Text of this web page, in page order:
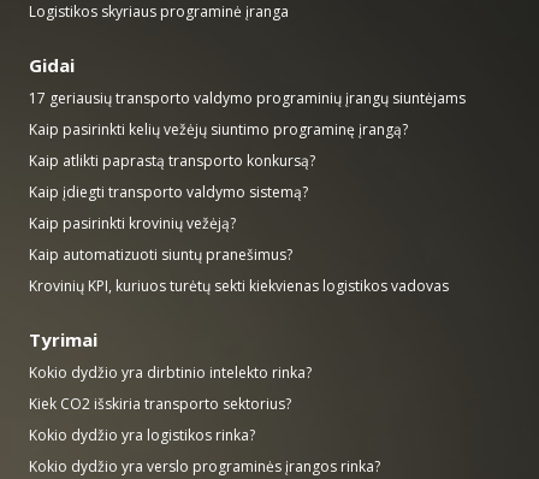
Logistikos skyriaus programinė įranga
Gidai
17 geriausių transporto valdymo programinių įrangų siuntėjams
Kaip pasirinkti kelių vežėjų siuntimo programinę įrangą?
Kaip atlikti paprastą transporto konkursą?
Kaip įdiegti transporto valdymo sistemą?
Kaip pasirinkti krovinių vežėją?
Kaip automatizuoti siuntų pranešimus?
Krovinių KPI, kuriuos turėtų sekti kiekvienas logistikos vadovas
Tyrimai
Kokio dydžio yra dirbtinio intelekto rinka?
Kiek CO2 išskiria transporto sektorius?
Kokio dydžio yra logistikos rinka?
Kokio dydžio yra verslo programinės įrangos rinka?